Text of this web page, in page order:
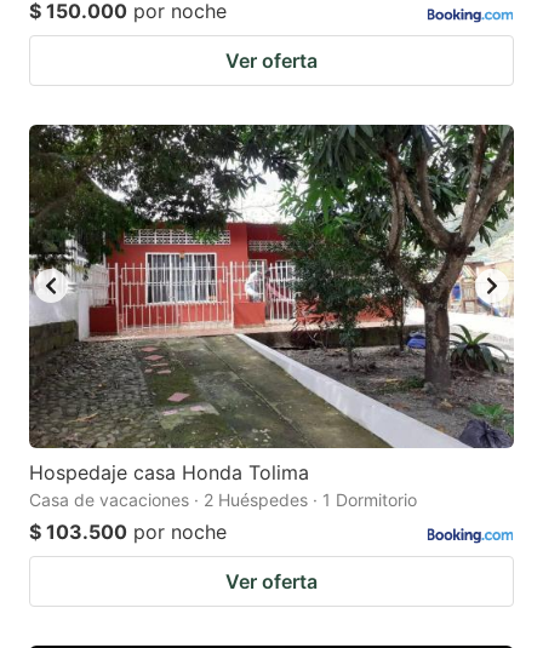
$ 150.000 por noche
Ver oferta
Hospedaje casa Honda Tolima
Casa de vacaciones · 2 Huéspedes · 1 Dormitorio
$ 103.500 por noche
Ver oferta